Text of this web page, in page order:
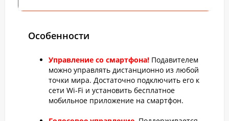
Особенности
Управление со смартфона! Подавителем
можно управлять дистанционно из любой
точки мира. Достаточно подключить его к
сети Wi-Fi и установить бесплатное
мобильное приложение на смартфон.